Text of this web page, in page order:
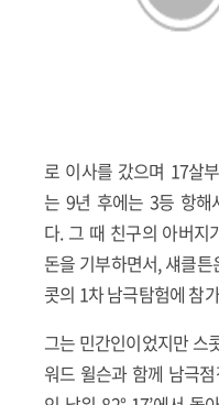
로 이사를 갔으며 17살
는 9년 후에는 3등 항해
다. 그 때 친구의 아버지
돈을 기부하면서, 섀클
콧의 1차 남극탐험에 참
그는 민간인이었지만 스
워드 윌슨과 함께 남극